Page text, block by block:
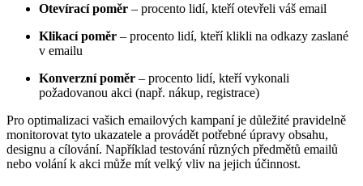
Otevírací poměr – procento lidí, kteří otevřeli váš email
Klikací poměr – procento lidí, kteří klikli na odkazy zaslané
v emailu
Konverzní poměr – procento lidí, kteří vykonali
požadovanou akci (např. nákup, registrace)
Pro optimalizaci vašich emailových kampaní je důležité pravidelně
monitorovat tyto ukazatele a provádět potřebné úpravy obsahu,
designu a cílování. Například testování různých předmětů emailů
nebo volání k akci může mít velký vliv na jejich účinnost.